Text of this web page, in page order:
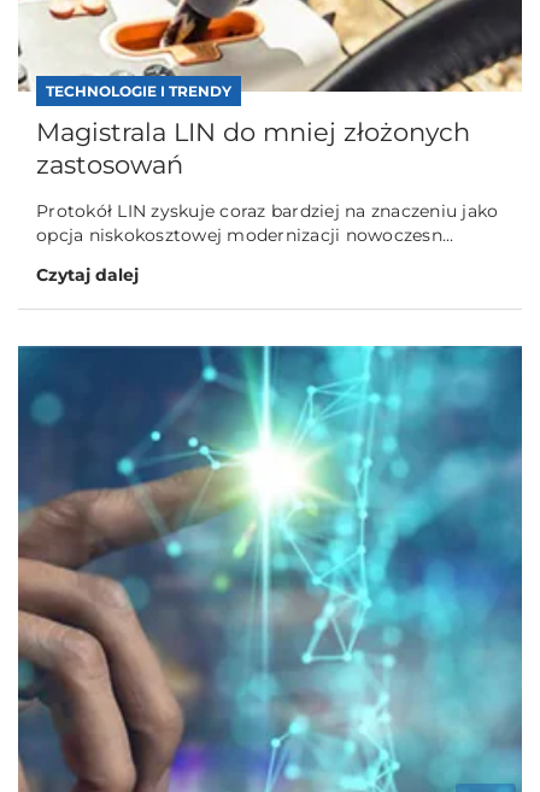
TECHNOLOGIE I TRENDY
Magistrala LIN do mniej złożonych
zastosowań
Protokół LIN zyskuje coraz bardziej na znaczeniu jako
opcja niskokosztowej modernizacji nowoczesn...
Czytaj dalej